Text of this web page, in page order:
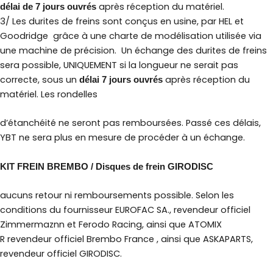
délai de 7 jours ouvrés après réception du matériel.
3/ Les durites de freins sont conçus en usine, par HEL et
Goodridge grâce à une charte de modélisation utilisée via
une machine de précision. Un échange des durites de freins
sera possible, UNIQUEMENT si la longueur ne serait pas
correcte, sous un délai 7 jours ouvrés après réception du
matériel. Les rondelles
d’étanchéité ne seront pas remboursées. Passé ces délais,
YBT ne sera plus en mesure de procéder à un échange.
KIT FREIN BREMBO / Disques de frein GIRODISC
aucuns retour ni remboursements possible. Selon les
conditions du fournisseur EUROFAC SA., revendeur officiel
Zimmermaznn et Ferodo Racing, ainsi que ATOMIX
R revendeur officiel Brembo France , ainsi que ASKAPARTS,
revendeur officiel GIRODISC.